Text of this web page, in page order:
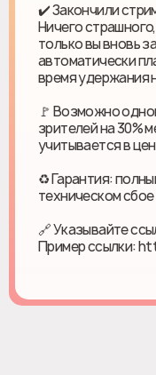
✔️ Закончили
Ничего
только вы вновь
автоматически
время удержания
🚩 Возможно
зрителей на 30%
учитывается в
♻ Гарантия:
техническом сбое
🔗 Указывайте
Пример ссылки: